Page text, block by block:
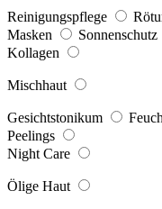
Reinigungspflege
Masken
Sonnenschutz
Kollagen
Mischhaut
Gesichtstonikum
Peelings
Night Care
Ölige Haut